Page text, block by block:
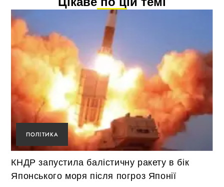
ПОЛІТИКА
КНДР запустила балістичну ракету в бік
Японського моря після погроз Японії